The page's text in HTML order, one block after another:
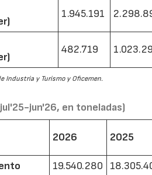
1.945.191
482.719
Industria y Turismo y Oficemen.
jun'26, en toneladas)
2026 2025
19.540.280